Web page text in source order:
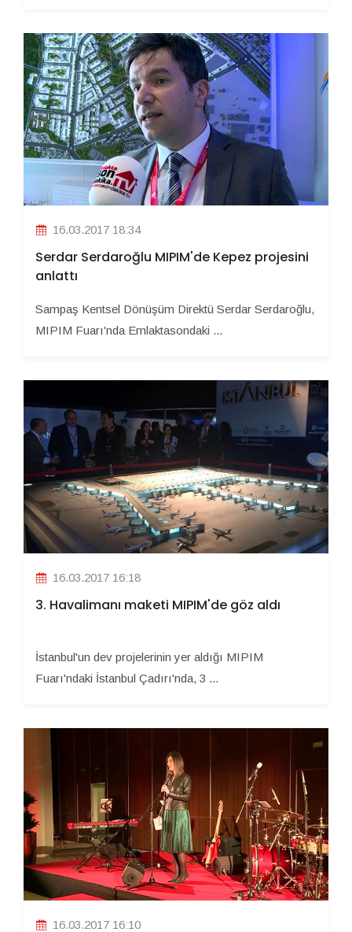
16.03.2017 18:34
Serdar Serdaroğlu MIPIM'de Kepez projesini
anlattı
Sampaş Kentsel Dönüşüm Direktü Serdar Serdaroğlu,
MIPIM Fuarı'nda Emlaktasondaki ...
16.03.2017 16:18
3. Havalimanı maketi MIPIM'de göz aldı
İstanbul'un dev projelerinin yer aldığı MIPIM
Fuarı'ndaki İstanbul Çadırı'nda, 3 ...
16.03.2017 16:10